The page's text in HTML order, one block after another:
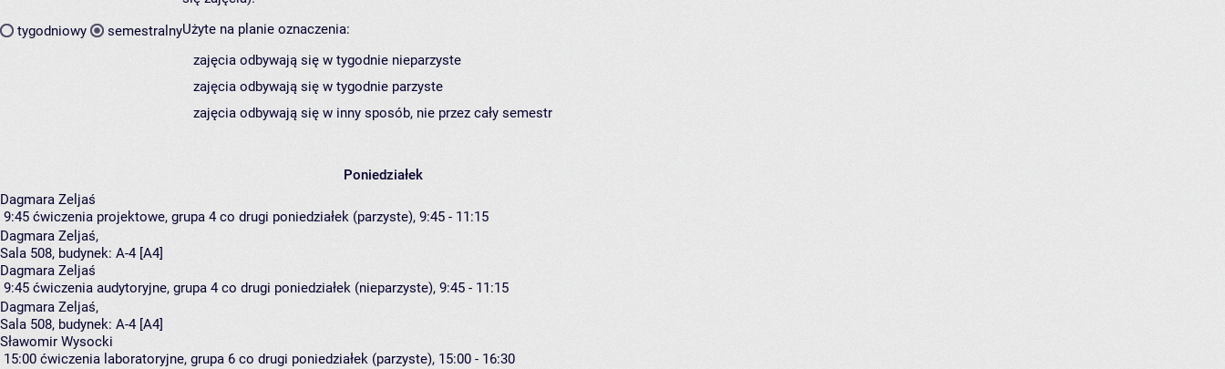
tygodniowy semestralnyUżyte na planie oznaczenia:
zajęcia odbywają się w tygodnie nieparzyste
zajęcia odbywają się w tygodnie parzyste
zajęcia odbywają się w inny sposób, nie przez cały semestr
Poniedziałek
Dagmara Zeljaś
9:45 ćwiczenia projektowe, grupa 4 co drugi poniedziałek (parzyste), 9:45 - 11:15
Dagmara Zeljaś,
Sala 508, budynek: A-4 [A4]
Dagmara Zeljaś
9:45 ćwiczenia audytoryjne, grupa 4 co drugi poniedziałek (nieparzyste), 9:45 - 11:15
Dagmara Zeljaś,
Sala 508, budynek: A-4 [A4]
Sławomir Wysocki
15:00 ćwiczenia laboratoryjne, grupa 6 co drugi poniedziałek (parzyste), 15:00 - 16:30